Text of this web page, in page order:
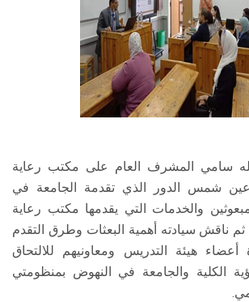
سامي المشرف العام على مكتب رعاية
عين شمس الدور الذي تقدمة الجامعة في
والخدمات التي يقدمها مكتب رعاية
ثم ناقش سيادته أهمية البعثات وطرق التقدم
أعضاء هيئة التدريس ومعاونيهم للالتحاق
الكلية والجامعة في النهوض بمنظومتي